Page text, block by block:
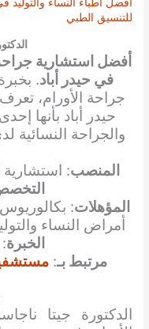
للتنسيق الطبي
أفضل استشارية جراحة
في حيدر أباد
جراحة الأورام،
حيدر أباد بأنها
والجراحة النسائية
المنصب:
المؤهلات:
أمراض النساء
الخبرة:
مرتبط بـ:
الدكتورة جيتا